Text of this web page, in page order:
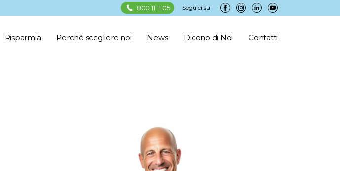
800 11 11 05 Seguici su
Risparmia Perchè scegliere noi News Dicono di Noi Contatti